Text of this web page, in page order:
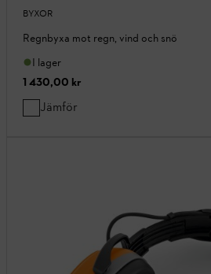
BYXOR
Regnbyxa mot regn, vind och snö
I lager
1 430,00 kr
Jämför